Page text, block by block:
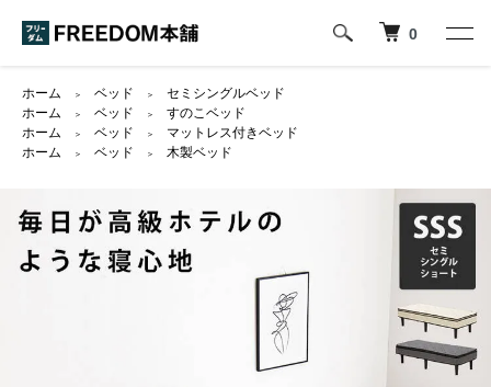
0
ホーム ＞ ベッド ＞
セミシングルベッド
ホーム
＞ ベッド ＞
すのこベッド
ホーム
＞ ベッド ＞
マットレス付きベッド
ホーム
＞ ベッド ＞ 木製ベッド